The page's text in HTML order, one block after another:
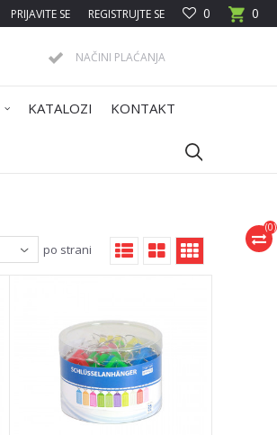
0
0
PRIJAVITE SE REGISTRUJTE SE
NAČINI PLAĆANJA
KATALOZI KONTAKT
(0)
po strani